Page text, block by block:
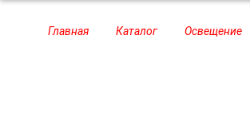
Главная Каталог Освещение